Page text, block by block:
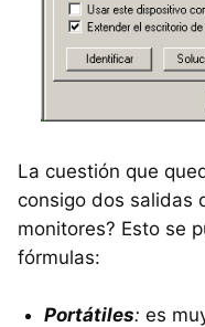
La cuestión que
consigo dos salidas
monitores? Esto se
fórmulas:
Portátiles: es